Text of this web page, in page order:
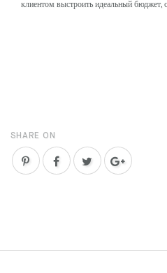
клиентом выстроить идеальный бюджет,
SHARE ON